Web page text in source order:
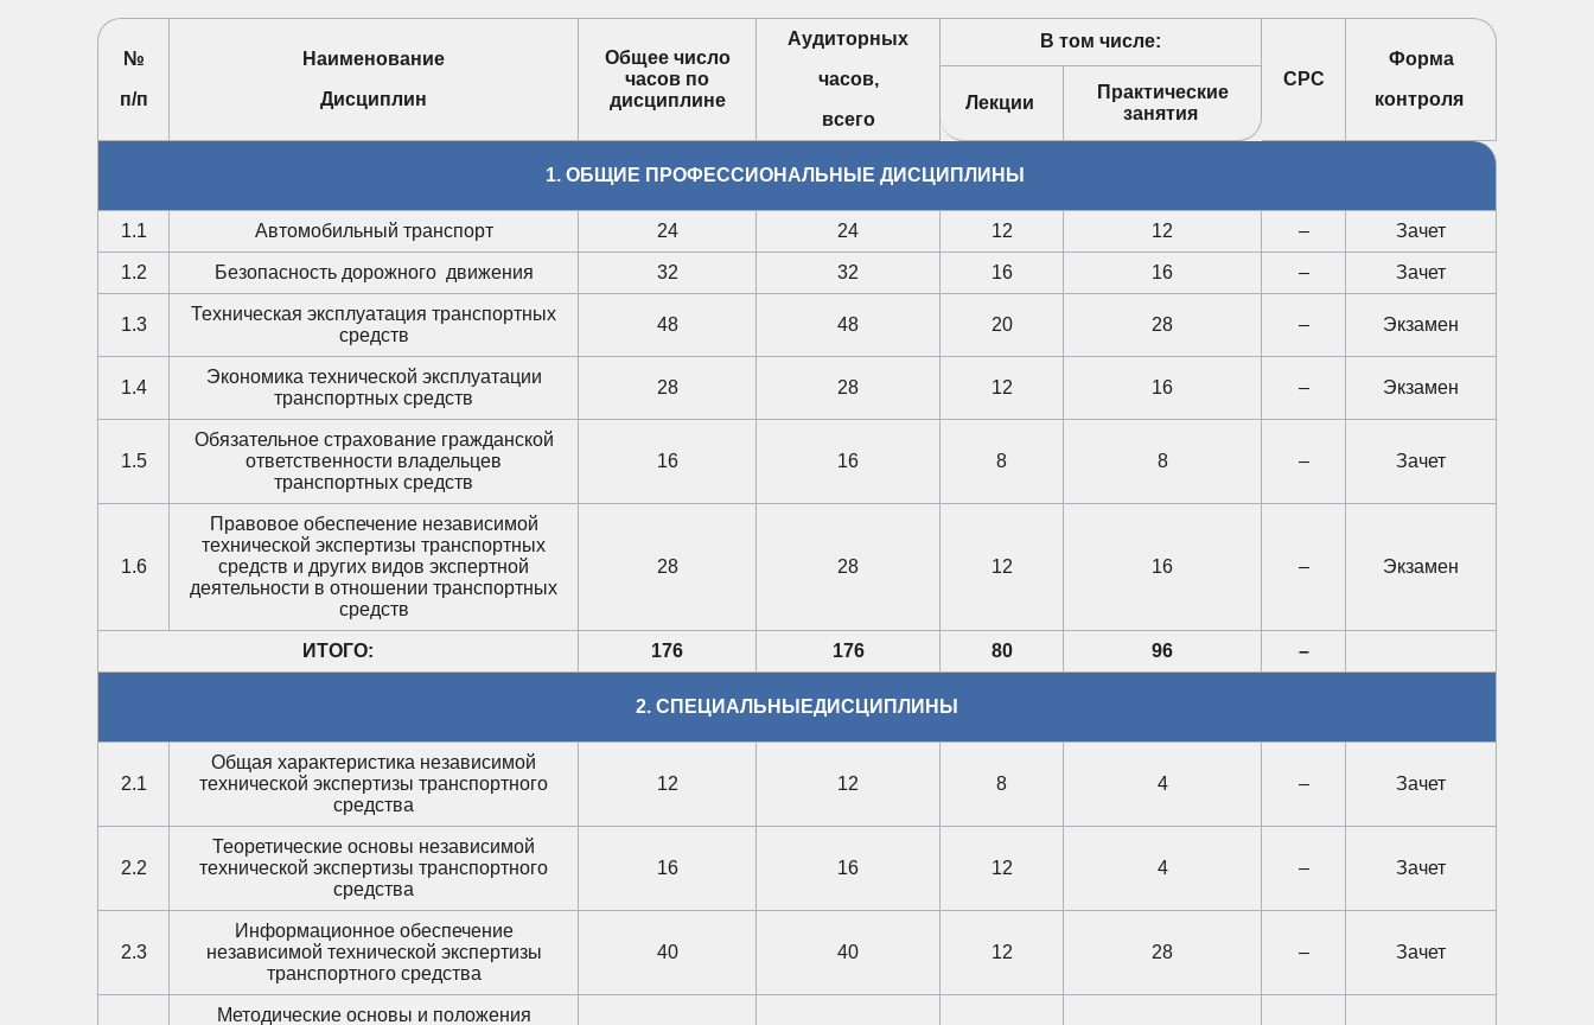
№
п/п
Наименование
Дисциплин
Общее число
часов по
дисциплине
Аудиторных
часов,
всего
В том числе:
СРС
Форма
контроля
Лекции
Практические
занятия
1. ОБЩИЕ ПРОФЕССИОНАЛЬНЫЕ ДИСЦИПЛИНЫ
1.1 Автомобильный транспорт 24 24 12 12 – Зачет
1.2 Безопасность дорожного движения 32 32 16 16 – Зачет
1.3
Техническая эксплуатация транспортных
средств
48 48 20 28 – Экзамен
1.4
Экономика технической эксплуатации
транспортных средств
28 28 12 16 – Экзамен
1.5
Обязательное страхование гражданской
ответственности владельцев
транспортных средств
16 16 8 8 – Зачет
1.6
Правовое обеспечение независимой
технической экспертизы транспортных
средств и других видов экспертной
деятельности в отношении транспортных
средств
28 28 12 16 – Экзамен
ИТОГО: 176 176 80 96 –
2. СПЕЦИАЛЬНЫЕДИСЦИПЛИНЫ
2.1
Общая характеристика независимой
технической экспертизы транспортного
средства
12 12 8 4 – Зачет
2.2
Теоретические основы независимой
технической экспертизы транспортного
средства
16 16 12 4 – Зачет
2.3
Информационное обеспечение
независимой технической экспертизы
транспортного средства
40 40 12 28 – Зачет
Методические основы и положения